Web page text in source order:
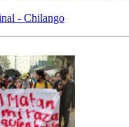
- Chilango